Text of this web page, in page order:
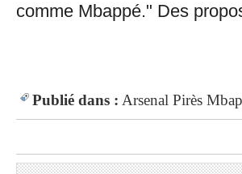
comme Mbappé." Des
Publié dans : Arsenal Pirès